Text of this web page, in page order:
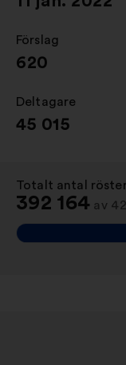
Förslag
:
620
Deltagare
:
45 015
Totalt antal röster
392 164 av